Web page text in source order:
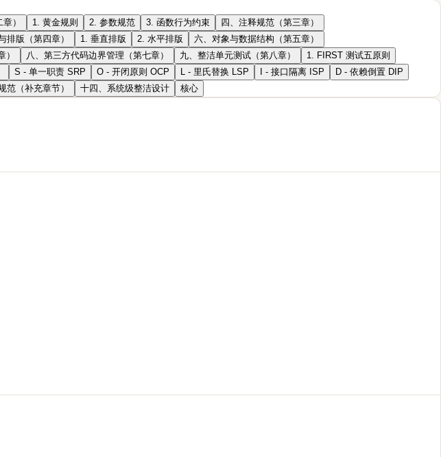
） 1. 黄金规则 2. 参数规范 3. 函数行为约束
四、注释规范（第三章）
排版（第四章） 1. 垂直排版 2. 水平排版
六、对象与数据结构（第五章）
八、第三方代码边界管理（第七章） 九、整洁单元测试（第八章）
1. FIRST 测试五原则
S - 单一职责 SRP O - 开闭原则 OCP L - 里氏替换 LSP I - 接口隔离 ISP
D - 依赖倒置 DIP
范（补充章节） 十四、系统级整洁设计 核心